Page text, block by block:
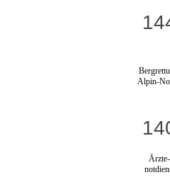
Alpin-
Ärzte-